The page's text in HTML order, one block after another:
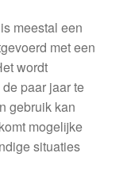
meestal een
met een
wordt
paar jaar te
gebruik kan
mogelijke
situaties